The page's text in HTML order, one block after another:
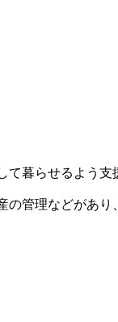
暮らせるよう支
管理などがあ